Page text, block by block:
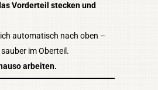
Vorderteil stecken und
automatisch nach oben –
im Oberteil.
arbeiten.